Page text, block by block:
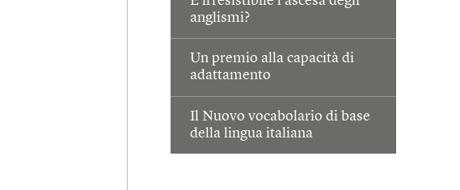
anglismi?
Un premio alla capacità di
adattamento
Il Nuovo vocabolario di base
della lingua italiana